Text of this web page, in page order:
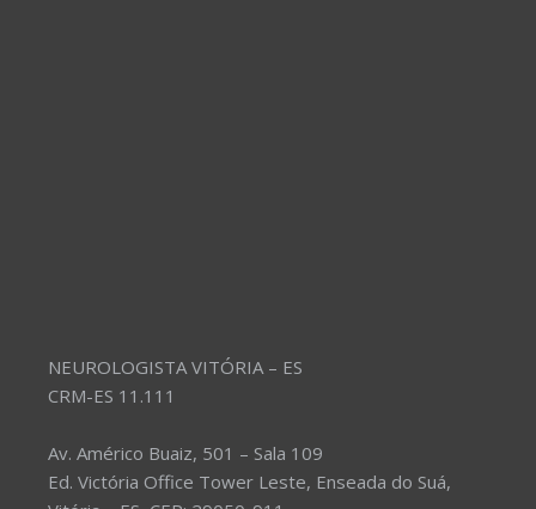
NEUROLOGISTA VITÓRIA – ES
CRM-ES 11.111
Av. Américo Buaiz, 501 – Sala 109
Ed. Victória Office Tower Leste, Enseada do Suá,